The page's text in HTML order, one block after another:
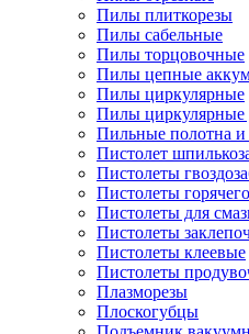
Пилы плиткорезы
Пилы сабельные
Пилы торцовочные
Пилы цепные
Пилы циркулярные
Пилы циркулярные
Пильные полотна
Пистолет
Пистолеты
Пистолеты
Пистолеты для
Пистолеты
Пистолеты клеевые
Пистолеты
Плазморезы
Плоскогубцы